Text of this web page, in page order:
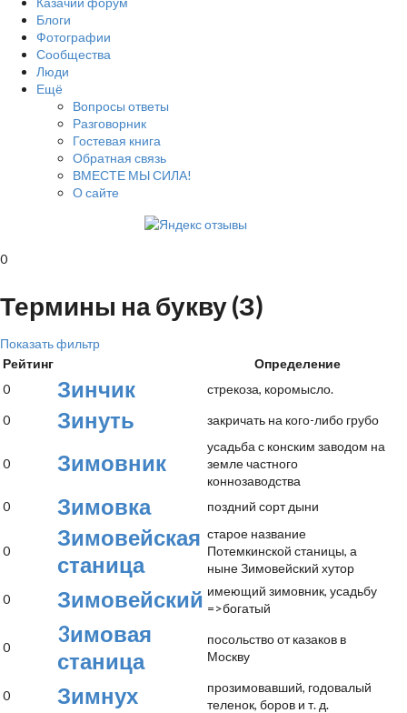
Блоги
Фотографии
Сообщества
Люди
Ещё
Вопросы ответы
Разговорник
Гостевая книга
Обратная связь
ВМЕСТЕ МЫ СИЛА!
О сайте
0
Термины на букву (З)
Показать фильтр
Рейтинг
Определение
0
Зинчик
стрекоза, коромысло.
0
Зинуть закричать на кого-либо грубо
0 Зимовник
усадьба с конским заводом на
земле частного
коннозаводства
0
Зимовка поздний сорт дыни
0
Зимовейская
станица
старое название
Потемкинской станицы, а
ныне Зимовейский хутор
0
Зимовейский имеющий зимовник, усадьбу
=>богатый
0
3имовая
станица
посольство от казаков в
Москву
0 Зимнух
прозимовавший, годовалый
теленок, боров и т. д.